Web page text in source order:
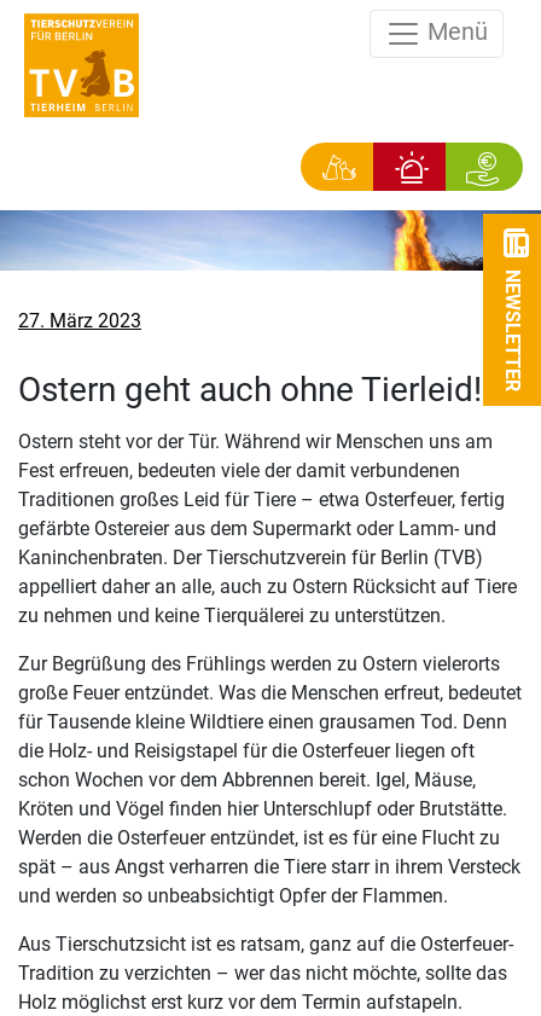
Menü
NEWSLETTER
Veröffentlicht
27. März 2023
Ostern geht auch ohne Tierleid!
Ostern steht vor der Tür. Während wir Menschen uns am
Fest erfreuen, bedeuten viele der damit verbundenen
Traditionen großes Leid für Tiere – etwa Osterfeuer, fertig
gefärbte Ostereier aus dem Supermarkt oder Lamm- und
Kaninchenbraten. Der Tierschutzverein für Berlin (TVB)
appelliert daher an alle, auch zu Ostern Rücksicht auf Tiere
zu nehmen und keine Tierquälerei zu unterstützen.
Zur Begrüßung des Frühlings werden zu Ostern vielerorts
große Feuer entzündet. Was die Menschen erfreut, bedeutet
für Tausende kleine Wildtiere einen grausamen Tod. Denn
die Holz- und Reisigstapel für die Osterfeuer liegen oft
schon Wochen vor dem Abbrennen bereit. Igel, Mäuse,
Kröten und Vögel finden hier Unterschlupf oder Brutstätte.
Werden die Osterfeuer entzündet, ist es für eine Flucht zu
spät – aus Angst verharren die Tiere starr in ihrem Versteck
und werden so unbeabsichtigt Opfer der Flammen.
Aus Tierschutzsicht ist es ratsam, ganz auf die Osterfeuer-
Tradition zu verzichten – wer das nicht möchte, sollte das
Holz möglichst erst kurz vor dem Termin aufstapeln.